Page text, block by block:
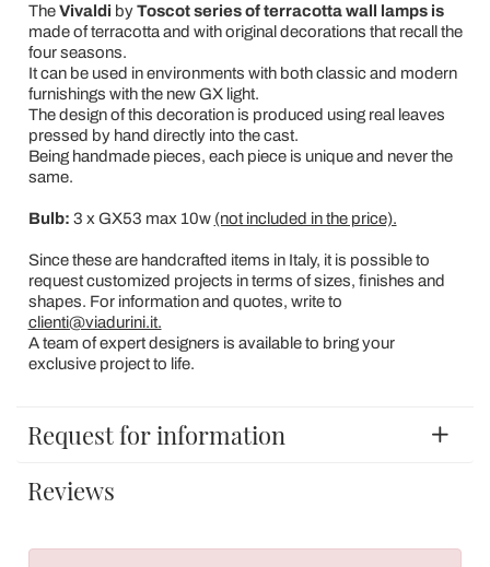
TheVivaldi byToscot series of terracotta wall lamps is
made of terracotta and with original decorations that recall the
four seasons.
It can be used in environments with both classic and modern
furnishings with the new GX light.
The design of this decoration is produced using real leaves
pressed by hand directly into the cast.
Being handmade pieces, each piece is unique and never the
same.
Bulb: 3 x GX53 max 10w (not included in the price).
Since these are handcrafted items in Italy, it is possible to
request customized projects in terms of sizes, finishes and
shapes. For information and quotes, write to
clienti@viadurini.it.
A team of expert designers is available to bring your
exclusive project to life.
Request for information
Reviews